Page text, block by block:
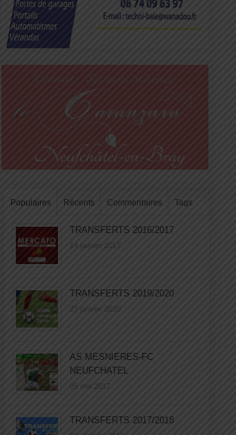
Populaires Récents Commentaires Tags
TRANSFERTS 2016/2017
14 janvier 2017
TRANSFERTS 2019/2020
27 janvier 2020
AS MESNIERES-FC
NEUFCHATEL
05 mai 2017
TRANSFERTS 2017/2018